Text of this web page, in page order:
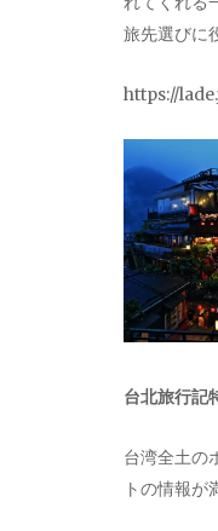
旅先選びに
https://
台北旅行記
台湾全土の
トの情報が